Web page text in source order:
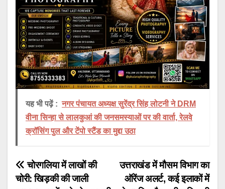
यह भी पढ़ें : नगर पंचायत अध्यक्ष सुरेंद्र सिंह लोटनी ने DRM
वीना सिन्हा से लालकुआं की जनसमस्याओं पर की वार्ता, रेलवे
क्रॉसिंग पुल और टेंपो स्टैंड का मुद्दा उठा
Post
उत्तराखंड में मौसम विभाग का
ऑरेंज अलर्ट, कई इलाकों में
चोरगलिया में लाखों की
चोरी: खिड़की की जाली